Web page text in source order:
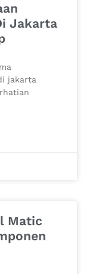
Jakarta
jakarta
Matic